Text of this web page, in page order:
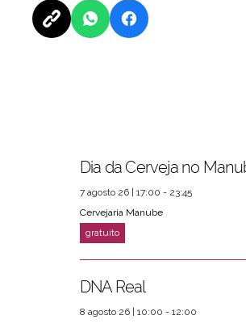
PRÓXIMOS EVENTOS
Dia da Cerveja no
7 agosto 26 | 17:00 - 23:45
Cervejaria Manube
DNA Real
8 agosto 26 | 10:00 - 12:00